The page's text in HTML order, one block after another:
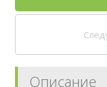
Описание